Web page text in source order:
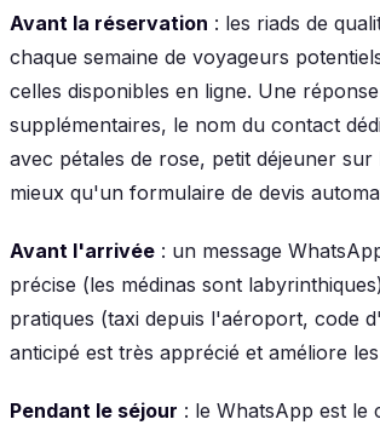
Avant la réservation : les riads de
chaque semaine de voyageurs
celles disponibles en ligne. Une
supplémentaires, le nom du contact
avec pétales de rose, petit déjeuner
mieux qu'un formulaire de devis
Avant l'arrivée : un message
précise (les médinas sont
pratiques (taxi depuis l'aéroport, code
anticipé est très apprécié et améliore
Pendant le séjour : le WhatsApp est le